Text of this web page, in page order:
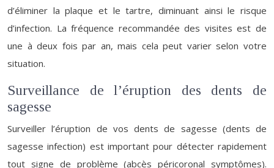
d’éliminer la plaque et le tartre, diminuant ainsi le risque
d’infection. La fréquence recommandée des visites est de
une à deux fois par an, mais cela peut varier selon votre
situation.
Surveillance de l’éruption des dents de
sagesse
Surveiller l’éruption de vos dents de sagesse (dents de
sagesse infection) est important pour détecter rapidement
tout signe de problème (abcès péricoronal symptômes).